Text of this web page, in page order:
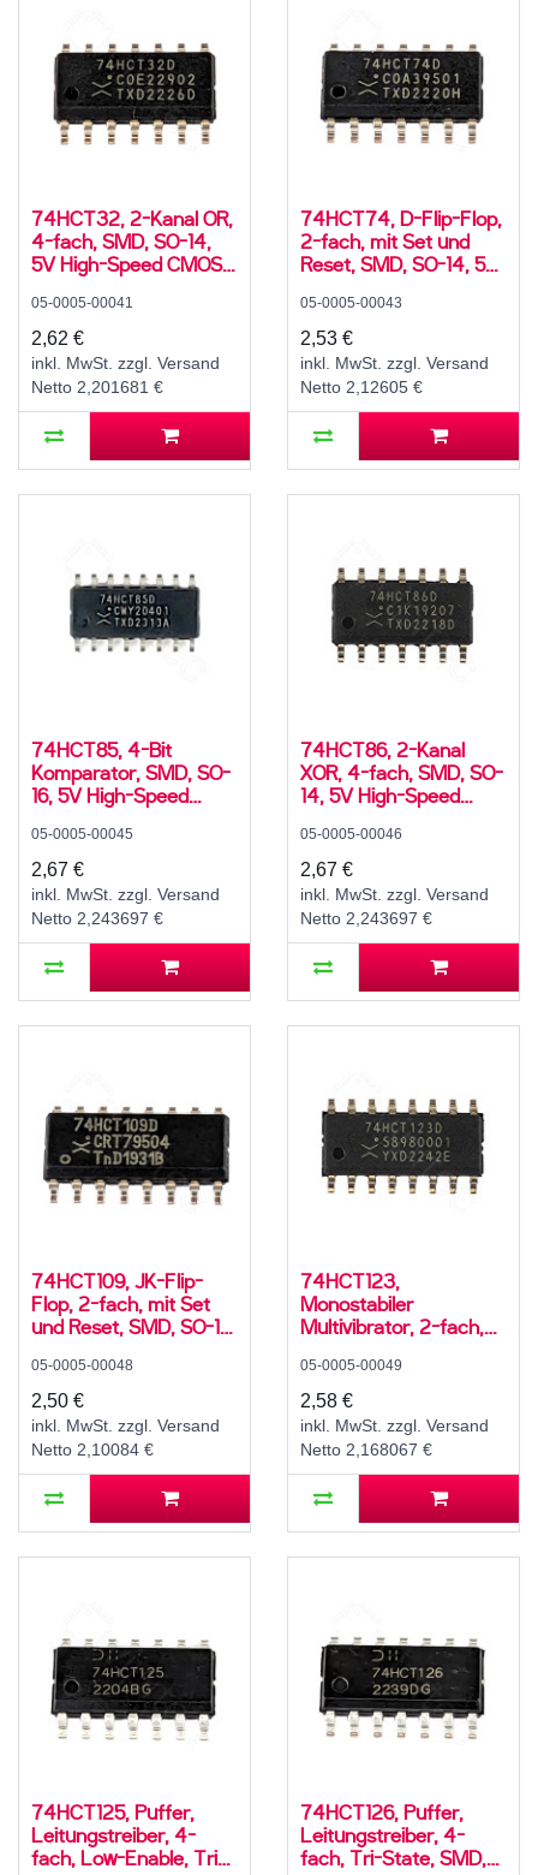
74HCT32, 2-Kanal OR,
4-fach, SMD, SO-14,
5V High-Speed CMOS,
05-0005-00041
2,62 €
inkl. MwSt. zzgl. Versand
Netto 2,201681 €
74HCT74, D-Flip-Flop,
2-fach, mit Set und
Reset, SMD, SO-14, 5V
-40..125 °C
05-0005-00043
2,53 €
inkl. MwSt. zzgl. Versand
Netto 2,12605 €
74HCT85, 4-Bit
Komparator, SMD, SO-
16, 5V High-Speed
05-0005-00045
2,67 €
inkl. MwSt. zzgl. Versand
Netto 2,243697 €
74HCT86, 2-Kanal
XOR, 4-fach, SMD, SO-
14, 5V High-Speed
05-0005-00046
2,67 €
inkl. MwSt. zzgl. Versand
Netto 2,243697 €
74HCT109, JK-Flip-
Flop, 2-fach, mit Set
und Reset, SMD, SO-16,
-40..125 °C
05-0005-00048
2,50 €
inkl. MwSt. zzgl. Versand
Netto 2,10084 €
74HCT123,
Monostabiler
Multivibrator, 2-fach,
5V High-Speed CMOS,
-40..125 °C
05-0005-00049
2,58 €
inkl. MwSt. zzgl. Versand
Netto 2,168067 €
74HCT125, Puffer,
Leitungstreiber, 4-
fach, Low-Enable, Tri-
74HCT126, Puffer,
Leitungstreiber, 4-
fach, Tri-State, SMD,